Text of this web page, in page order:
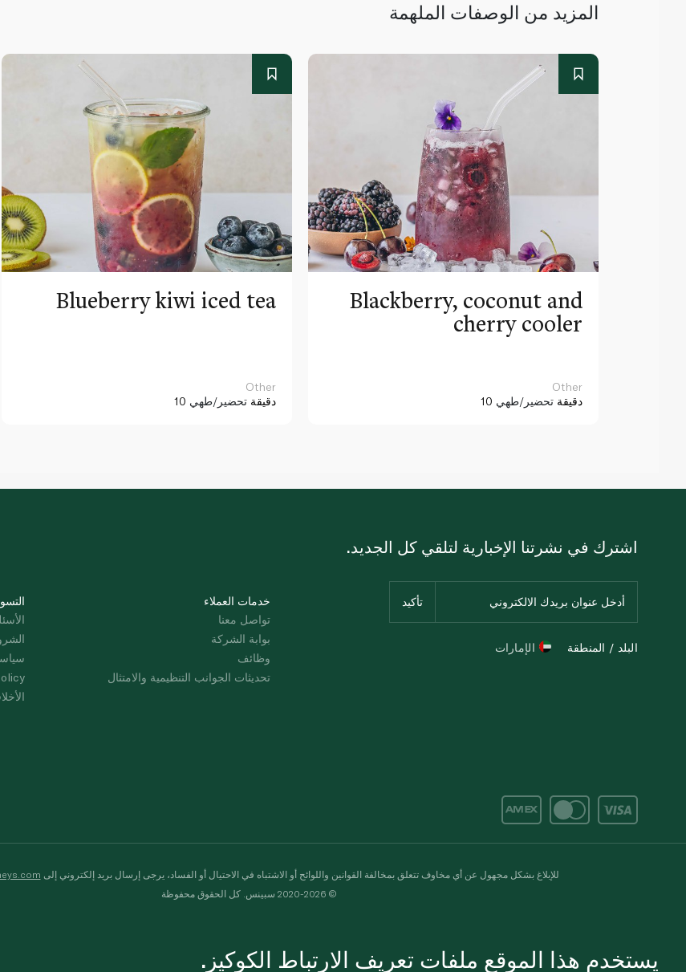
المزيد من الوصفات الملهمة
Blueberry kiwi iced tea
Other
10 دقيقة تحضير/طهي
Blackberry, coconut and
cherry cooler
Other
10 دقيقة تحضير/طهي
خدمات العملاء
تواصل معنا
بوابة الشركة
وظائف
تحديثات الجوانب التنظيمية والامتثال
اشترك في نشرتنا الإخبارية لتلقي كل الجديد.
البلد / المنطقة الإمارات
للإبلاغ بشكل مجهول عن أي مخاوف تتعلق بمخالفة القوانين واللوائح أو الاشتباه في الاحتيال أو الفساد، يرجى إرسال بريد إلكتروني إلى
© 2020-2026 سبينس. كل الحقوق محفوظة
يستخدم هذا الموقع ملفات تعريف الارتباط الكوكيز.